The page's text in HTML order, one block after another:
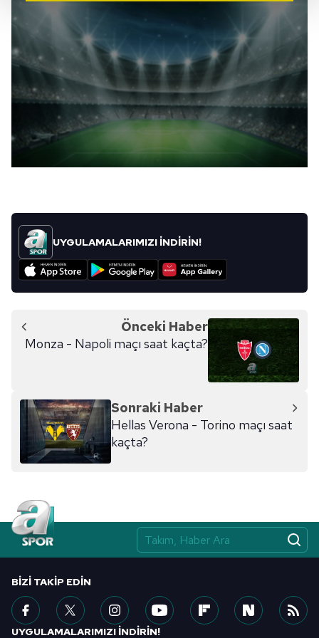
Her halükârda, kullanıcılar, bu çerezlere izin vermedikleri
takdirde, kullanıcılara hedefli reklamlar
gösterilmeyecektir."
Sizlere daha iyi bir hizmet sunabilmek için İnternet
Sitemizde kendimize ve üçüncü kişilere ait çerezler
kullanılmaktadır. Bu çerezler vasıtasıyla çeşitli kişisel
verileriniz işlenmekte olup gerekli olan çerezler bilgi
toplumu hizmetlerinin sunulması amacıyla
kullanılmaktadır. Diğer çerezler, sitemizin daha işlevsel
Çerezlere ilişkin tercihlerinizi aşağıda yer alan panel
vasıtasıyla belirleyebilirsiniz. Çerezlere ilişkin detaylı bilgi
için Ayarlar butonuna tıklayabilir,Çerez Bilgilendirme
6698 sayılı Kişisel Verilerin Korunması Kanunu uyarınca
hazırlanmış Aydınlatma Metnimizi okumak ve sitemizde
ilgili mevzuata uygun olarak kullanılan çerezlerle ilgili bilgi
UYGULAMALARIMIZI İNDİRİN!
Önceki Haber
Monza - Napoli maçı saat kaçta?
Sonraki Haber
Hellas Verona - Torino maçı saat
kaçta?
BIZI TAKIP EDIN
UYGULAMALARIMIZI İNDİRİN!